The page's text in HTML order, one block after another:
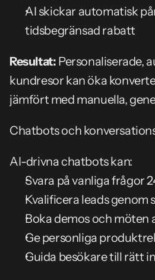
AI skickar automatisk
tidsbegränsad rabatt
Resultat: Personaliserade,
kundresor kan öka
jämfört med manuella,
Chatbots och
AI-drivna chatbots kan:
Svara på vanliga frågor
Kvalificera leads genom
Boka demos och möten
Ge personliga
Guida besökare till rätt